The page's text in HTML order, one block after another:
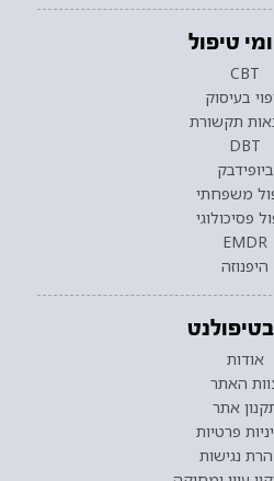
טיפול
CBT
בעיסוק
תקשורת
DBT
ביופידבק
משפחתי
פסיכולוגי
EMDR
היפנוזה
אודות
האתר
אתר
פרטיות
נגישות